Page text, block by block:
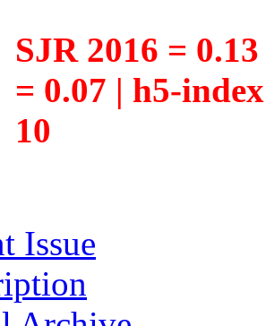
SJR 2016 =
= 0.07 | h5-
10
Issue